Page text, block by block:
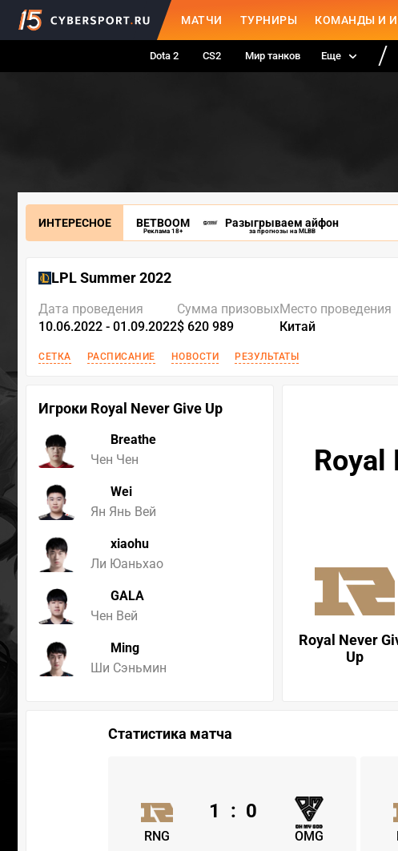
МАТЧИ ТУРНИРЫ КОМАНДЫ И
Dota 2 CS2 Мир танков Еще
ИНТЕРЕСНОЕ BETBOOM
Реклама 18+
Разыгрываем айфон
за прогнозы на MLBB
LPL Summer 2022
Дата проведения
10.06.2022 - 01.09.2022
Сумма призовых
$ 620 989
Место проведения
Китай
СЕТКА РАСПИСАНИЕ НОВОСТИ РЕЗУЛЬТАТЫ
Игроки Royal Never Give Up
Breathe
Чен Чен
Wei
Ян Янь Вей
xiaohu
Ли Юаньхао
GALA
Чен Вей
Ming
Ши Сэньмин
Royal
Royal Never
Up
Статистика матча
RNG OMG
1 : 0